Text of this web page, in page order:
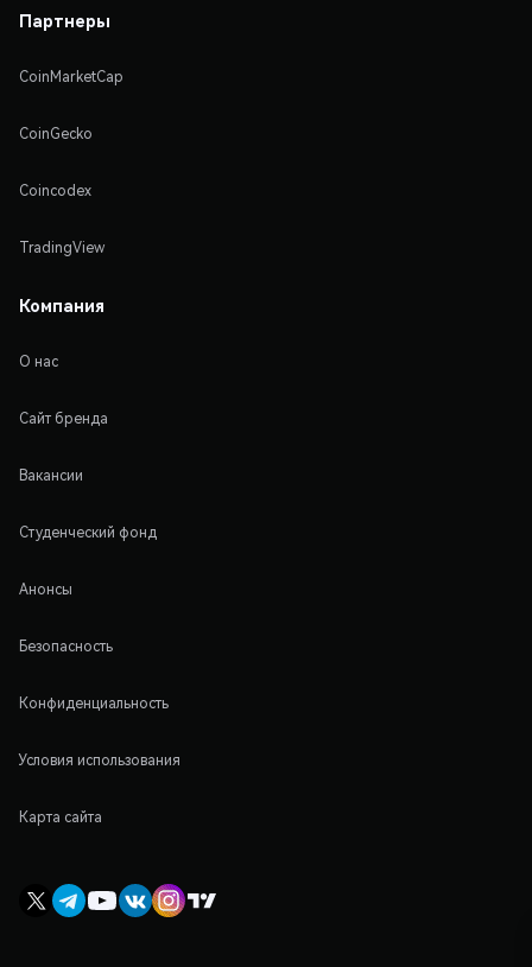
Партнеры
CoinMarketCap
CoinGecko
Coincodex
TradingView
Компания
О нас
Сайт бренда
Вакансии
Студенческий фонд
Анонсы
Безопасность
Конфиденциальность
Условия использования
Карта сайта